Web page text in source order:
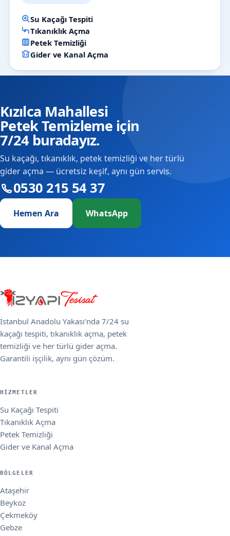
Su Kaçağı Tespiti
Tıkanıklık Açma
Petek Temizliği
Gider ve Kanal Açma
Kızılca Mahallesi
Petek Temizleme için
7/24 buradayız.
Su kaçağı, tıkanıklık, petek temizliği ve her türlü
gider açma — ücretsiz keşif, aynı gün servis.
0530 215 54 37
Hemen Ara WhatsApp
İstanbul Anadolu Yakası’nda 7/24 su
kaçağı tespiti, tıkanıklık açma, petek
temizliği ve her türlü gider açma.
Garantili işçilik, aynı gün çözüm.
HIZMETLER
Su Kaçağı Tespiti
Tıkanıklık Açma
Petek Temizliği
Gider ve Kanal Açma
BÖLGELER
Ataşehir
Beykoz
Çekmeköy
Gebze